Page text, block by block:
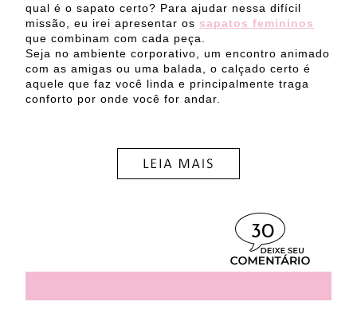
qual é o sapato certo? Para ajudar nessa difícil
missão, eu irei apresentar os sapatos femininos
que combinam com cada peça.
Seja no ambiente corporativo, um encontro animado
com as amigas ou uma balada, o calçado certo é
aquele que faz você linda e principalmente traga
conforto por onde você for andar.
30